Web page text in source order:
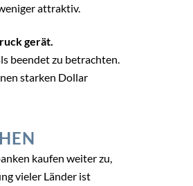
attraktiv.
gerät.
beendet zu betrachten.
starken Dollar
kaufen weiter zu,
vieler Länder ist